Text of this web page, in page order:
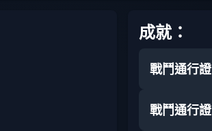
成就：
戰鬥通行證
戰鬥通行證